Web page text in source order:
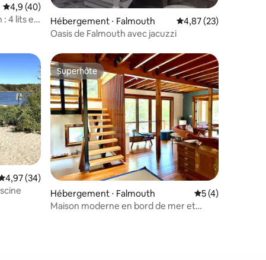
: 5 sur 5
Évaluation moyenne sur la base de 40 commentaires : 4,9 sur 5
4,9 (40)
: 4 lits et
Hébergement ⋅ Falmouth Évaluation moyenne
4,87 (23)
Oasis de Falmouth avec jacuzzi
: 5 sur 5
appréciés
moyenne sur la base de 34 commentaires : 4,97 sur 5
4,97 (34)
Superhôte
Superhôte
Hébergement ⋅ Falmouth Évaluation
5 (4)
Maison moderne en bord de mer et